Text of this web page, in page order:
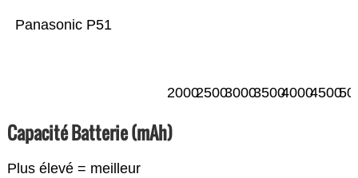
Panasonic P51
200025003000350040004500
Capacité Batterie (mAh)
Plus élevé = meilleur